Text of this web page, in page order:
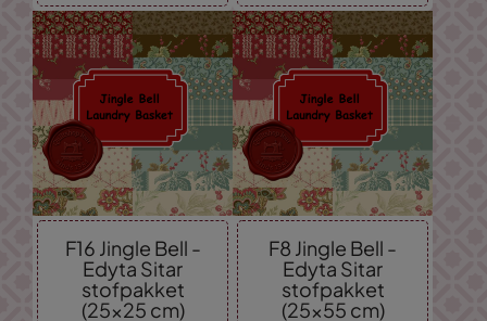
F16 Jingle Bell -
Edyta Sitar
stofpakket
(25x25 cm)
F8 Jingle Bell -
Edyta Sitar
stofpakket
(25x55 cm)